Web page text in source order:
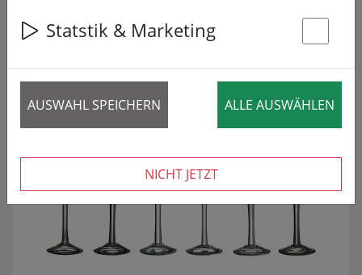
REDUZIERT!
Statstik & Marketing
AUSWAHL SPEICHERN ALLE AUSWÄHLEN
NICHT JETZT